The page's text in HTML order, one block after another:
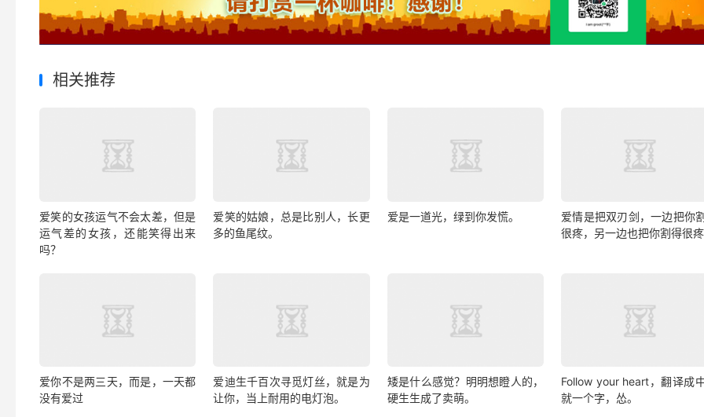
相关推荐
爱笑的女孩运气不会太差，但是
运气差的女孩，还能笑得出来
吗？
爱笑的姑娘，总是比别人，长更
多的鱼尾纹。
爱是一道光，绿到你发慌。
爱情是把双刃剑，一边把你
很疼，另一边也把你割得很
爱你不是两三天，而是，一天都
没有爱过
爱迪生千百次寻觅灯丝，就是为
让你，当上耐用的电灯泡。
矮是什么感觉？明明想瞪人的，
硬生生成了卖萌。
Follow your heart，翻译成
就一个字，怂。